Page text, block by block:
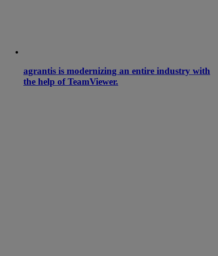
agrantis is modernizing an entire industry with
the help of TeamViewer.